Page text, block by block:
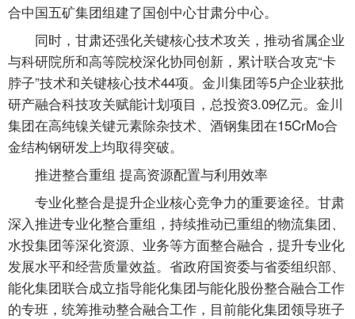
合中国五矿集团组建了国创中心甘肃分中心。
同时，甘肃还强化关键核心技术攻关，推动省属企业
与科研院所和高等院校深化协同创新，累计联合攻克“卡
脖子”技术和关键核心技术44项。金川集团等5户企业获批
研产融合科技攻关赋能计划项目，总投资3.09亿元。金川
集团在高纯镍关键元素除杂技术、酒钢集团在15CrMo合
金结构钢研发上均取得突破。
推进整合重组 提高资源配置与利用效率
专业化整合是提升企业核心竞争力的重要途径。甘肃
深入推进专业化整合重组，持续推动已重组的物流集团、
水投集团等深化资源、业务等方面整合融合，提升专业化
发展水平和经营质量效益。省政府国资委与省委组织部、
能化集团联合成立指导能化集团与能化股份整合融合工作
的专班，统筹推动整合融合工作，目前能化集团领导班子